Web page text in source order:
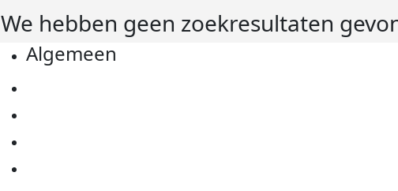
We hebben geen zoekresultaten
Algemeen